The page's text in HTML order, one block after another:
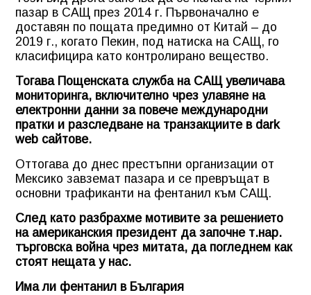
пазар в САЩ през 2014 г. Първоначално е
доставян по пощата предимно от Китай – до
2019 г., когато Пекин, под натиска на САЩ, го
класифицира като контролирано вещество.
Тогава Пощенската служба на САЩ увеличава
мониторинга, включително чрез улавяне на
електронни данни за повече международни
пратки и разследване на транзакциите в dark
web сайтове.
Оттогава до днес престъпни организации от
Мексико завземат пазара и се превръщат в
основни трафиканти на фентанил към САЩ.
След като разбрахме мотивите за решението
на американския президент да започне т.нар.
търговска война чрез митата, да погледнем как
стоят нещата у нас.
Има ли фентанил в България